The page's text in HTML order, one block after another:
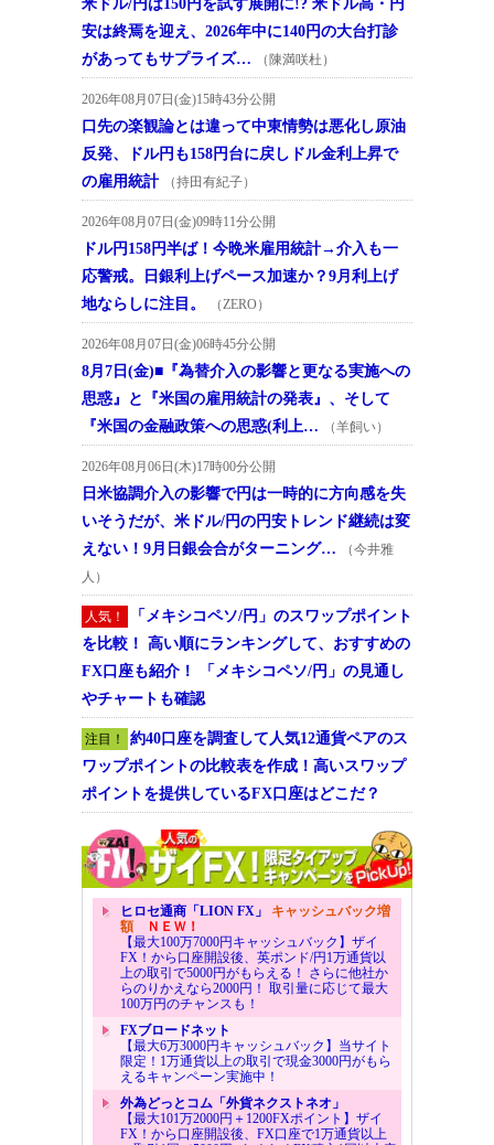
米ドル/円は150円を試す展開に!? 米ドル高・円
安は終焉を迎え、2026年中に140円の大台打診
があってもサプライズ…
（陳満咲杜）
2026年08月07日(金)15時43分公開
口先の楽観論とは違って中東情勢は悪化し原油
反発、ドル円も158円台に戻しドル金利上昇で
の雇用統計
（持田有紀子）
2026年08月07日(金)09時11分公開
ドル円158円半ば！今晩米雇用統計→介入も一
応警戒。日銀利上げペース加速か？9月利上げ
地ならしに注目。
（ZERO）
2026年08月07日(金)06時45分公開
8月7日(金)■『為替介入の影響と更なる実施への
思惑』と『米国の雇用統計の発表』、そして
『米国の金融政策への思惑(利上…
（羊飼い）
2026年08月06日(木)17時00分公開
日米協調介入の影響で円は一時的に方向感を失
いそうだが、米ドル/円の円安トレンド継続は変
えない！9月日銀会合がターニング…
（今井雅
人）
人気！
「メキシコペソ/円」のスワップポイント
を比較！ 高い順にランキングして、おすすめの
FX口座も紹介！ 「メキシコペソ/円」の見通し
やチャートも確認
注目！
約40口座を調査して人気12通貨ペアのス
ワップポイントの比較表を作成！高いスワップ
ポイントを提供しているFX口座はどこだ？
ヒロセ通商「LION FX」 キャッシュバック増
額ＮＥＷ！
【最大100万7000円キャッシュバック】ザイ
FX！から口座開設後、英ポンド/円1万通貨以
上の取引で5000円がもらえる！ さらに他社か
らのりかえなら2000円！ 取引量に応じて最大
100万円のチャンスも！
FXブロードネット
【最大6万3000円キャッシュバック】当サイト
限定！1万通貨以上の取引で現金3000円がもら
えるキャンペーン実施中！
外為どっとコム「外貨ネクストネオ」
【最大101万2000円＋1200FXポイント】ザイ
FX！から口座開設後、FX口座で1万通貨以上